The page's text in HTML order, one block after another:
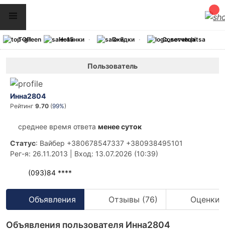
ТОП Новинки Скидки Советчица
Пользователь
Инна2804
Рейтинг 9.70 (99%)
среднее время ответа менее суток
Статус: Вайбер +380678547337 +380938495101
Рег-я: 26.11.2013 Вход: 13.07.2026 (10:39)
(093)84 ****
Объявления Отзывы (76) Оценки
Объявления пользователя Инна2804